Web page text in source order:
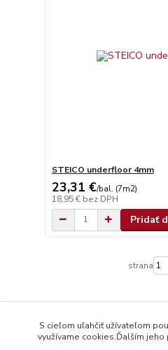
STEICO underfloor 4mm
23,31 €/bal. (7m2)
18,95 € bez DPH
Pridať
strana
S cieľom uľahčiť užívateľom
využívame cookies.Ďalším